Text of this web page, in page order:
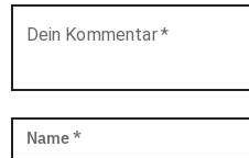
Dein Kommentar*
Name *